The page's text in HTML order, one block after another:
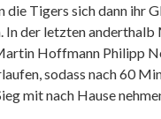
die Tigers sich dann ihr
In der letzten anderthalb
Hoffmann Philipp
sodass nach 60
mit nach Hause